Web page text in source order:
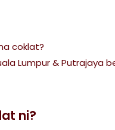
coklat?
Lumpur & Putrajaya
ni?